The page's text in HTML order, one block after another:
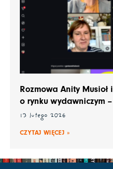
Rozmowa Anity Musioł
o rynku wydawniczym
13 lutego 2026
CZYTAJ WIĘCEJ »